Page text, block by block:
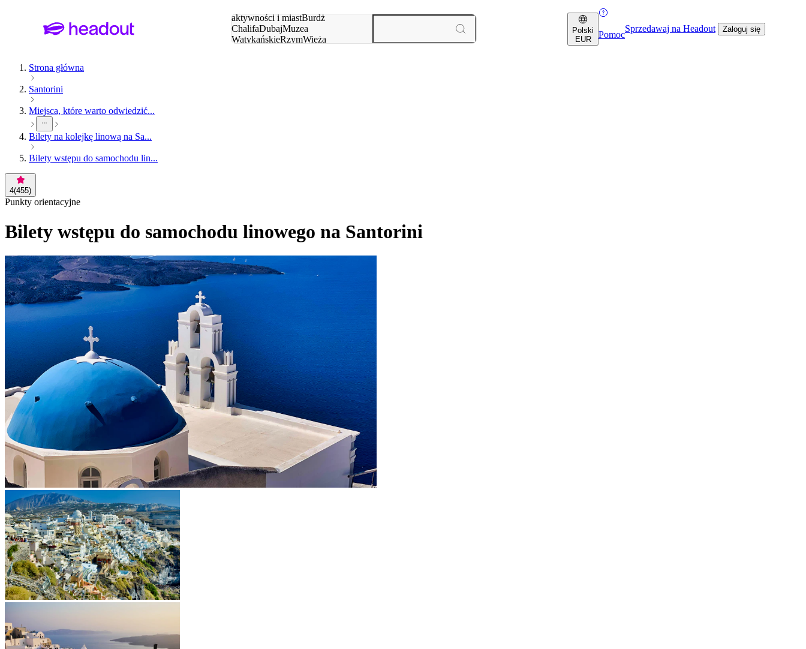
aktywności i miastBurdż
ChalifaDubajMuzea
WatykańskieRzymWieża
Polski
EUR
Pomoc
Sprzedawaj na Headout Zaloguj się
Strona główna
Santorini
Miejsca, które warto odwiedzić...
Bilety na kolejkę linową na Sa...
Bilety wstępu do samochodu lin...
4(455)
Punkty orientacyjne
Bilety wstępu do samochodu linowego na Santorini